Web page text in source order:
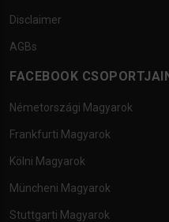
Disclaimer
AGBs
FACEBOOK
Németországi Magyarok
Frankfurti Magyarok
Kölni Magyarok
Müncheni Magyarok
Stuttgarti Magyarok